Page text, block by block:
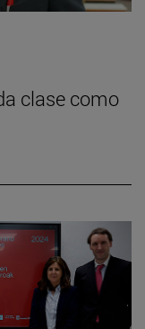
clase como